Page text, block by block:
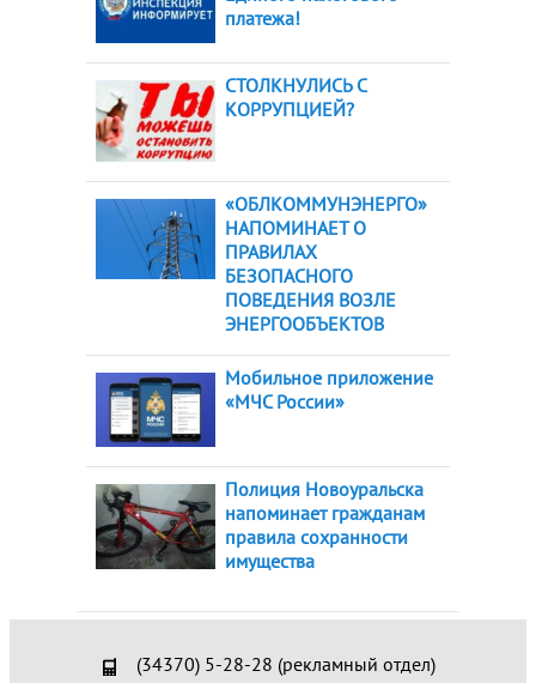
платежа!
СТОЛКНУЛИСЬ С
КОРРУПЦИЕЙ?
«ОБЛКОММУНЭНЕРГО»
НАПОМИНАЕТ О
ПРАВИЛАХ
БЕЗОПАСНОГО
ПОВЕДЕНИЯ ВОЗЛЕ
ЭНЕРГООБЪЕКТОВ
Мобильное приложение
«МЧС России»
Полиция Новоуральска
напоминает гражданам
правила сохранности
имущества
(34370) 5-28-28 (рекламный отдел)